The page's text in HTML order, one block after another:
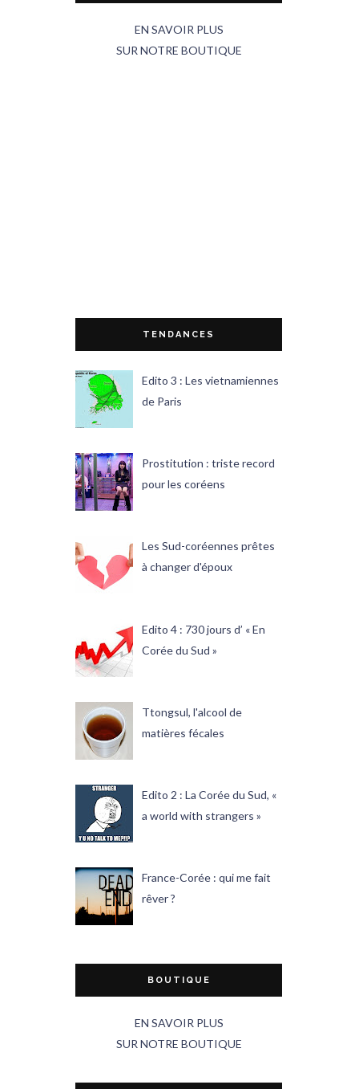
EN SAVOIR PLUS
SUR NOTRE BOUTIQUE
TENDANCES
Edito 3 : Les vietnamiennes
de Paris
Prostitution : triste record
pour les coréens
Les Sud-coréennes prêtes
à changer d'époux
Edito 4 : 730 jours d’ « En
Corée du Sud »
Ttongsul, l'alcool de
matières fécales
Edito 2 : La Corée du Sud, «
a world with strangers »
France-Corée : qui me fait
rêver ?
BOUTIQUE
EN SAVOIR PLUS
SUR NOTRE BOUTIQUE